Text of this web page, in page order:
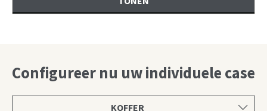
Configureer nu uw individuele case